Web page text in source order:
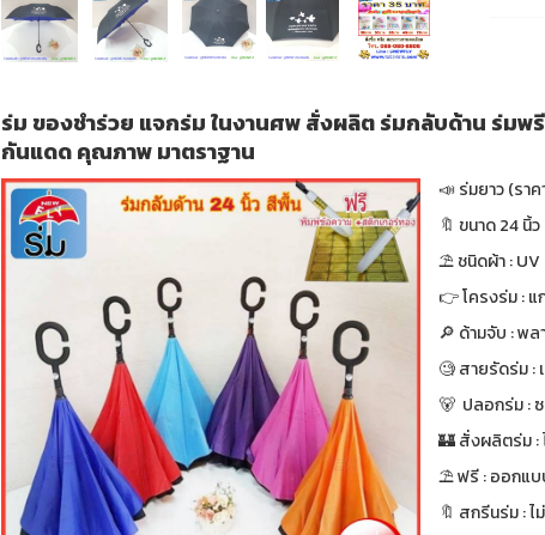
ร่ม ของชำร่วย แจกร่ม ในงานศพ สั่งผลิต ร่มกลับด้าน ร่ม
กันแดด คุณภาพ มาตราฐาน
📣 ร่มยาว (รา
🔖 ขนาด 24 นิ้
⛱ ชนิดผ้า : UV
👉 โครงร่ม : แ
🔎 ด้ามจับ : พ
🧐 สายรัดร่ม :
🐻 ปลอกร่ม :
🏰 สั่งผลิตร่ม :
⛱ ฟรี : ออกแบ
🔖 สกรีนร่ม : ไ